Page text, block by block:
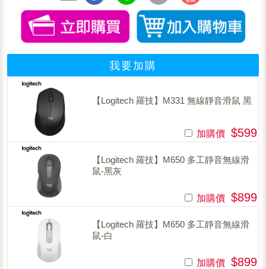
我要加購
【Logitech 羅技】M331 無線靜音滑鼠 黑
加購價 $599
【Logitech 羅技】M650 多工靜音無線滑
鼠-黑灰
加購價 $899
【Logitech 羅技】M650 多工靜音無線滑
鼠-白
加購價 $899